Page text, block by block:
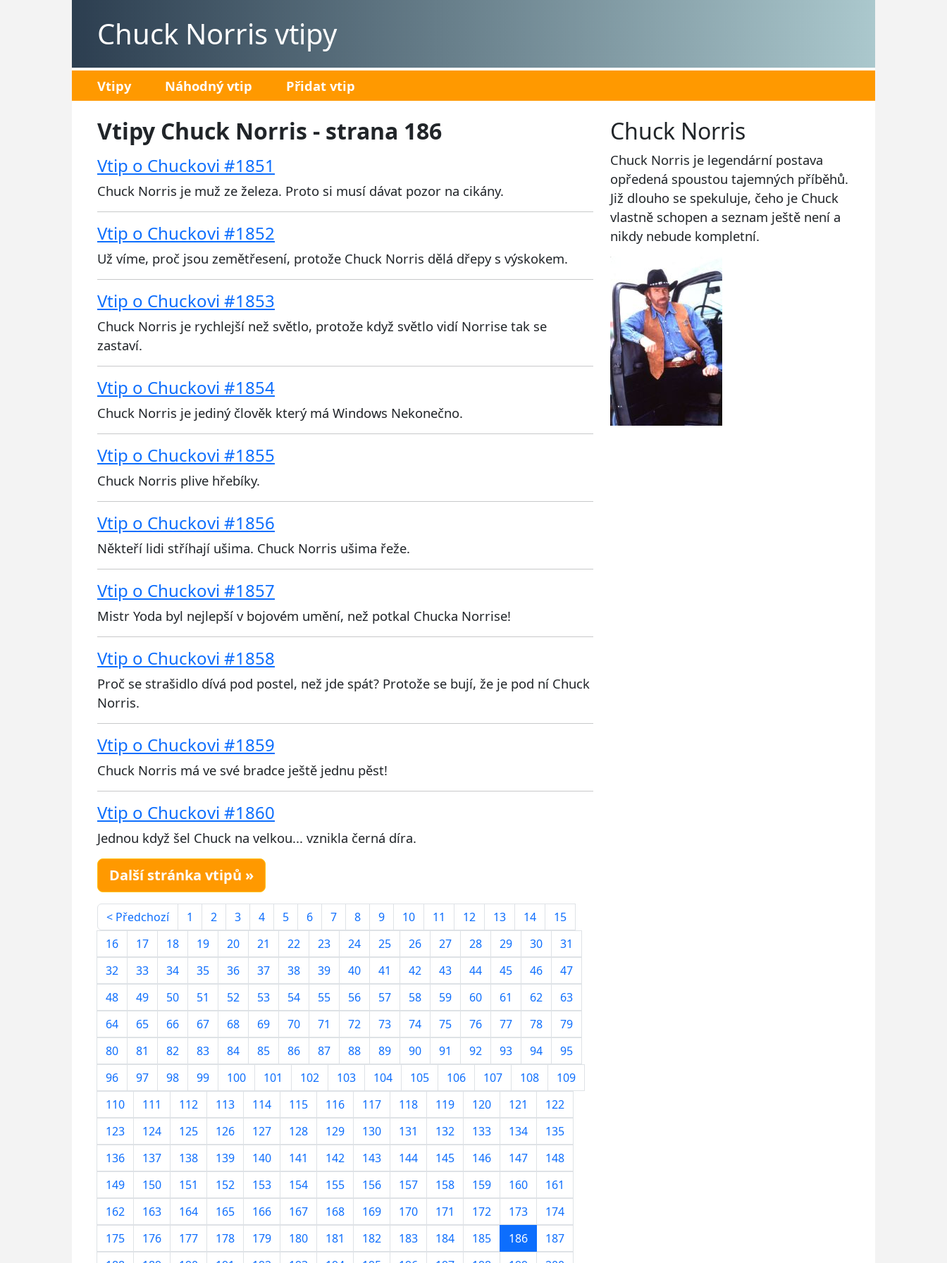
Chuck Norris vtipy
Vtipy Náhodný vtip Přidat vtip
Vtipy Chuck Norris - strana 186
Vtip o Chuckovi #1851
Chuck Norris je muž ze železa. Proto si musí dávat pozor na cikány.
Vtip o Chuckovi #1852
Už víme, proč jsou zemětřesení, protože Chuck Norris dělá dřepy s výskokem.
Vtip o Chuckovi #1853
Chuck Norris je rychlejší než světlo, protože když světlo vidí Norrise tak se
zastaví.
Vtip o Chuckovi #1854
Chuck Norris je jediný člověk který má Windows Nekonečno.
Vtip o Chuckovi #1855
Chuck Norris plive hřebíky.
Vtip o Chuckovi #1856
Někteří lidi stříhají ušima. Chuck Norris ušima řeže.
Vtip o Chuckovi #1857
Mistr Yoda byl nejlepší v bojovém umění, než potkal Chucka Norrise!
Vtip o Chuckovi #1858
Proč se strašidlo dívá pod postel, než jde spát? Protože se bují, že je pod ní Chuck
Norris.
Vtip o Chuckovi #1859
Chuck Norris má ve své bradce ještě jednu pěst!
Vtip o Chuckovi #1860
Jednou když šel Chuck na velkou... vznikla černá díra.
Další stránka vtipů »
< Předchozí 1 2 3 4 5 6 7 8 9 10 11 12 13 14
15
16
17 18 19 20 21 22 23 24 25 26 27 28 29 30
31
32
33 34 35 36 37 38 39 40 41 42 43 44 45 46
47
48
49 50 51 52 53 54 55 56 57 58 59 60 61 62
63
64
65 66 67 68 69 70 71 72 73 74 75 76 77 78
79
80
81 82 83 84 85 86 87 88 89 90 91 92 93 94
95
96
97 98 99 100 101 102 103 104 105 106 107 108
109
110
111 112 113 114 115 116 117 118 119 120 121
122
123
124 125 126 127 128 129 130 131 132 133 134
135
136
137 138 139 140 141 142 143 144 145 146 147
148
149
150 151 152 153 154 155 156 157 158 159 160
161
162
163 164 165 166 167 168 169 170 171 172 173
174
175
176 177 178 179 180 181 182 183 184 185 186
187
Chuck Norris
Chuck Norris je legendární postava
opředená spoustou tajemných příběhů.
Již dlouho se spekuluje, čeho je Chuck
vlastně schopen a seznam ještě není a
nikdy nebude kompletní.